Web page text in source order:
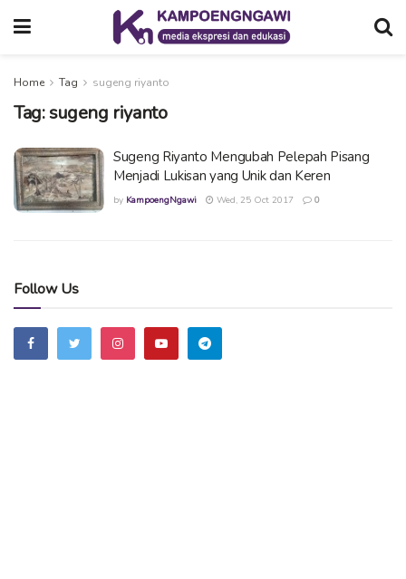
Home Tag sugeng riyanto
Tag:sugeng riyanto
Sugeng Riyanto Mengubah Pelepah Pisang
Menjadi Lukisan yang Unik dan Keren
by KampoengNgawi Wed, 25 Oct 2017 0
Follow Us